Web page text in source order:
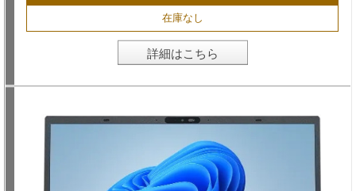
在庫なし
詳細はこちら